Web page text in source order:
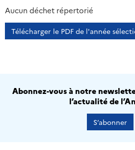
2013 2014
Aucun déchet répertorié
Télécharger le PDF de l'année
Abonnez-vous à notre
l’actualité de
S’abonner